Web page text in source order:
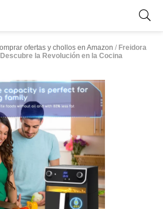
ofertas y chollos en Amazon / Freidora
la Revolución en la Cocina